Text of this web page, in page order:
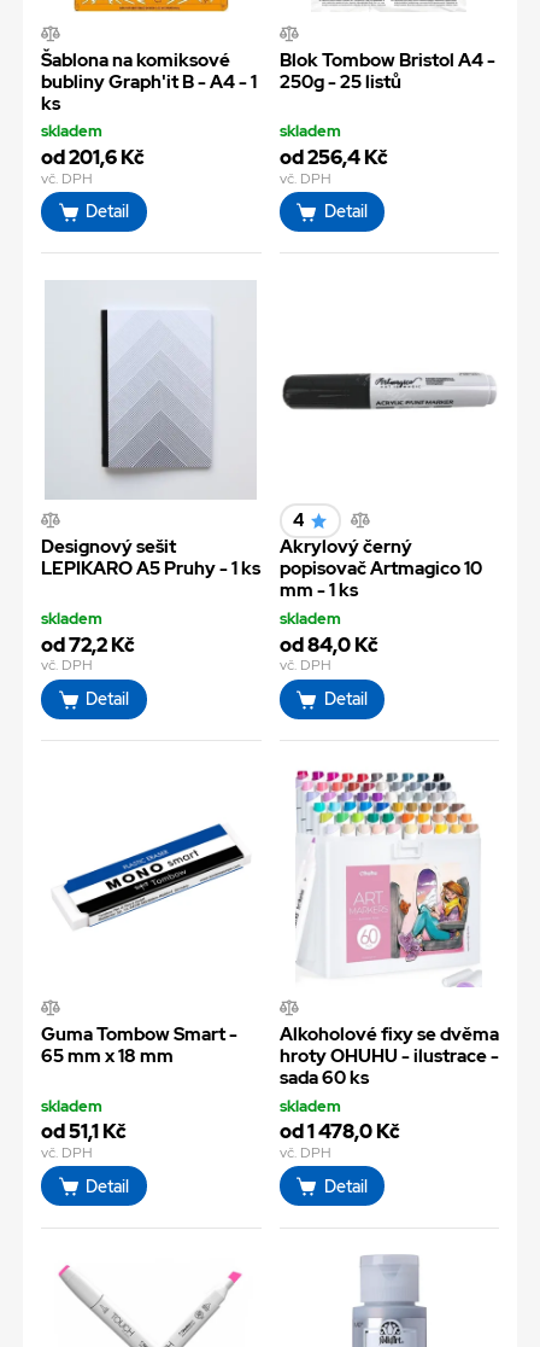
Šablona na komiksové
bubliny Graph'it B - A4 - 1
ks
skladem
od 201,6 Kč
vč. DPH
Detail
Blok Tombow Bristol A4 -
250g - 25 listů
skladem
od 256,4 Kč
vč. DPH
Detail
Designový sešit
LEPIKARO A5 Pruhy - 1 ks
skladem
od 72,2 Kč
vč. DPH
Detail
4
Akrylový černý
popisovač Artmagico 10
mm - 1 ks
skladem
od 84,0 Kč
vč. DPH
Detail
Guma Tombow Smart -
65 mm x 18 mm
skladem
od 51,1 Kč
vč. DPH
Detail
Alkoholové fixy se dvěma
hroty OHUHU - ilustrace -
sada 60 ks
skladem
od 1 478,0 Kč
vč. DPH
Detail